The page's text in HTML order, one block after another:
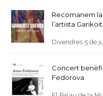
Recomanem
l’artista
Divendres 5 de
Concert
Fedorova